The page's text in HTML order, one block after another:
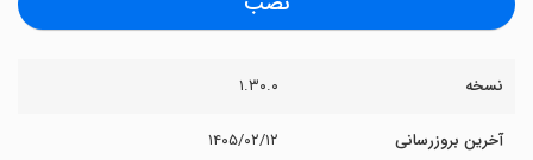
نسخه ۱.۳۰.۰
آخرین بروزرسانی ۱۴۰۵/۰۲/۱۲